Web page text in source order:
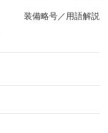
装備略号／用語解説